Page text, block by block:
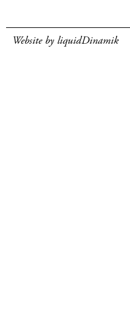
Website by liquidDinamik